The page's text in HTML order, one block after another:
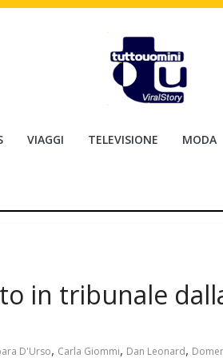
VIAGGI TELEVISIONE MODA
in tribunale
D'Urso, Carla Giommi, Dan Leonard,